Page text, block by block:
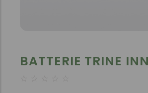
BATTERIE TRINE
☆ ☆ ☆ ☆ ☆